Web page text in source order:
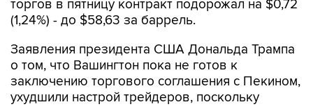
Заявления президента США Дональда Трампа
заключению торгового соглашения с Пекином,
ухудшили настрой трейдеров, поскольку
продолжение торгового спора омрачает
перспективы спроса на нефть.